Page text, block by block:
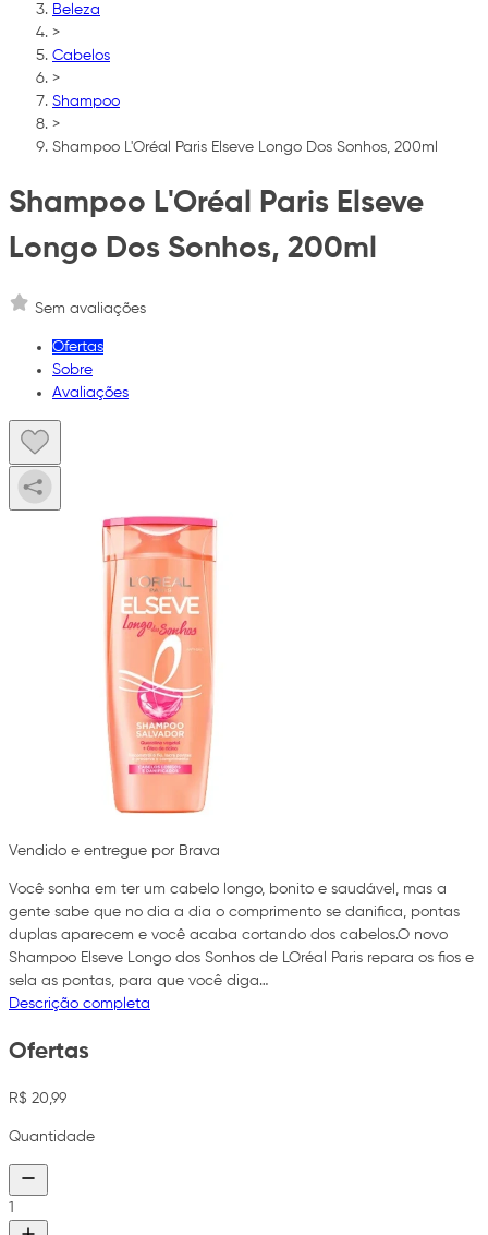
Beleza
>
Cabelos
>
Shampoo
>
Shampoo L'Oréal Paris Elseve Longo Dos Sonhos, 200ml
Shampoo L'Oréal Paris Elseve
Longo Dos Sonhos, 200ml
Sem avaliações
Ofertas
Sobre
Avaliações
Vendido e entregue por Brava
Você sonha em ter um cabelo longo, bonito e saudável, mas a
gente sabe que no dia a dia o comprimento se danifica, pontas
duplas aparecem e você acaba cortando dos cabelos.O novo
Shampoo Elseve Longo dos Sonhos de LOréal Paris repara os fios e
sela as pontas, para que você diga…
Descrição completa
Ofertas
R$ 20,99
Quantidade
1